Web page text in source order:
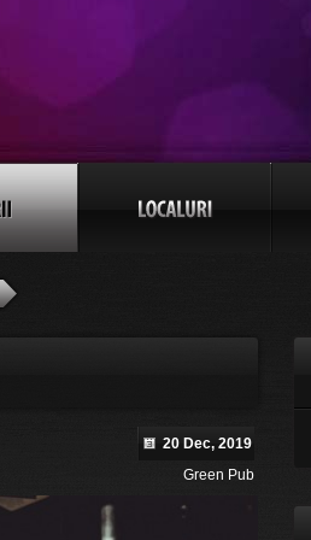
20 Dec, 2019
Green Pub